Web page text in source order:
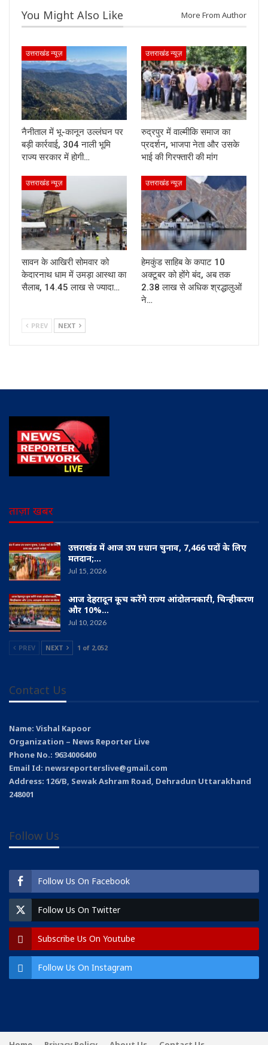
You Might Also Like More From Author
उत्तराखंड न्यूज़
नैनीताल में भू-कानून उल्लंघन पर
बड़ी कार्रवाई, 304 नाली भूमि
राज्य सरकार में होगी…
उत्तराखंड न्यूज़
रुद्रपुर में वाल्मीकि समाज का
प्रदर्शन, भाजपा नेता और उसके
भाई की गिरफ्तारी की मांग
उत्तराखंड न्यूज़
सावन के आखिरी सोमवार को
केदारनाथ धाम में उमड़ा आस्था का
सैलाब, 14.45 लाख से ज्यादा…
उत्तराखंड न्यूज़
हेमकुंड साहिब के कपाट 10
अक्टूबर को होंगे बंद, अब तक
2.38 लाख से अधिक श्रद्धालुओं
ने…
PREV NEXT
ताज़ा खबर
उत्तराखंड में आज उप प्रधान चुनाव, 7,466 पदों के लिए
मतदान;…
Jul 15, 2026
आज देहरादून कूच करेंगे राज्य आंदोलनकारी, चिन्हीकरण
और 10%…
Jul 10, 2026
PREV NEXT 1 of 2,052
Contact Us
Name: Vishal Kapoor
Organization – News Reporter Live
Phone No.: 9634006400
Email Id: newsreporterslive@gmail.com
Address: 126/B, Sewak Ashram Road, Dehradun Uttarakhand
248001
Follow Us
Follow Us On Facebook
Follow Us On Twitter
Subscribe Us On Youtube
Follow Us On Instagram